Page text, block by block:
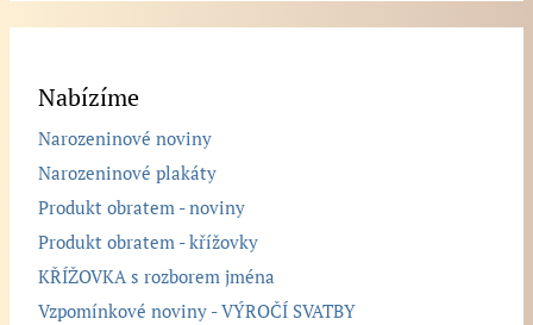
Nabízíme
Narozeninové noviny
Narozeninové plakáty
Produkt obratem - noviny
Produkt obratem - křížovky
KŘÍŽOVKA s rozborem jména
Vzpomínkové noviny - VÝROČÍ SVATBY